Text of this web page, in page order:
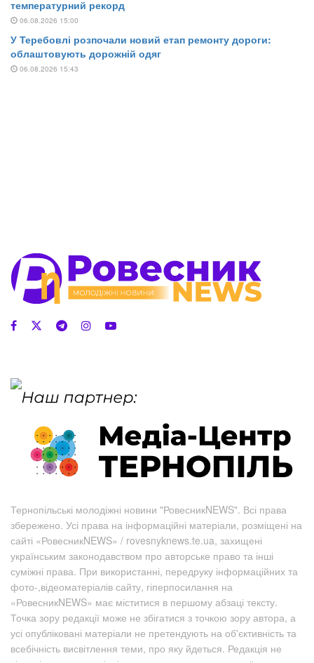
Тернопільські молодіжні новини "РовесникNEWS". Всі права
збережено. Усі права на інформаційні матеріали, розміщені на
сайті «РовесникNEWS» / rovesnyknews.te.ua, захищені
українським законодавством про авторське право та інші
суміжні права. При використанні, передруку інформаційних та
фото-,відеоматеріалів сайту, гіперпосилання на
«РовесникNEWS» має міститися в першому абзаці тексту.
Точка зору редакції може не збігатися з точкою зору автора, а
усі опубліковані матеріали не претендують на об'єктивність та
всебічність висвітлення теми, про яку йдеться. Редакція не